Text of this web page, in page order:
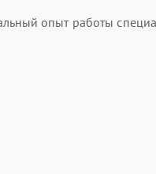
опыт работы